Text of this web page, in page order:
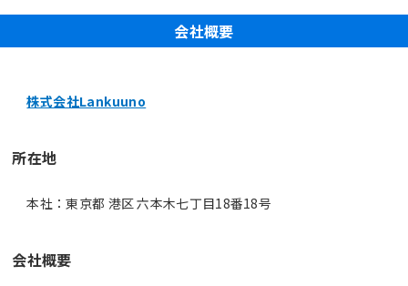
会社概要
株式会社Lankuuno
所在地
本社：東京都 港区 六本木七丁目18番18号
会社概要